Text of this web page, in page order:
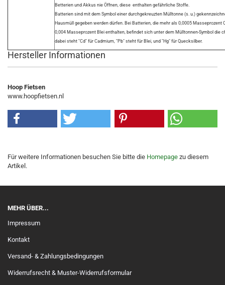
Betterien und Akkus nie Öffnen, diese enthalten gefährliche Stoffe.
Batterien sind mit dem Symbol einer durchgekreuzten Mülltonne (s. u.)
Hausmüll gegeben werden dürfen. Bei Batterien, die mehr als 0,0005
0,004 Masseprozent Blei enthalten, befindet sich unter dem Mülltonnen-Symbol
dabei steht "Cd" für Cadmium, "Pb" steht für Blei, und "Hg" für Quecksilber.
Hersteller Informationen
Hoop Fietsen
www.hoopfietsen.nl
Für weitere Informationen besuchen Sie bitte die Homepage zu diesem
Artikel.
MEHR ÜBER...
Impressum
Kontakt
Versand- & Zahlungsbedingungen
Widerrufsrecht & Muster-Widerrufsformular